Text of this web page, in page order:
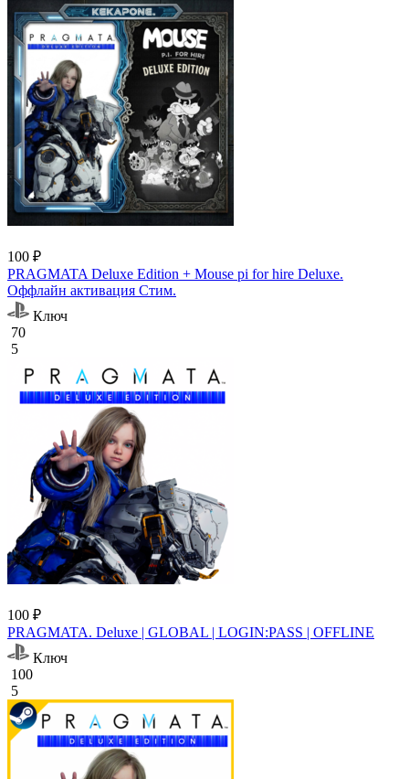
100 ₽
PRAGMATA Deluxe Edition + Mouse pi for hire Deluxe.
Оффлайн активация Cтим.
Ключ
70
5
100 ₽
PRAGMATA. Deluxe | GLOBAL | LOGIN:PASS | OFFLINE
Ключ
100
5